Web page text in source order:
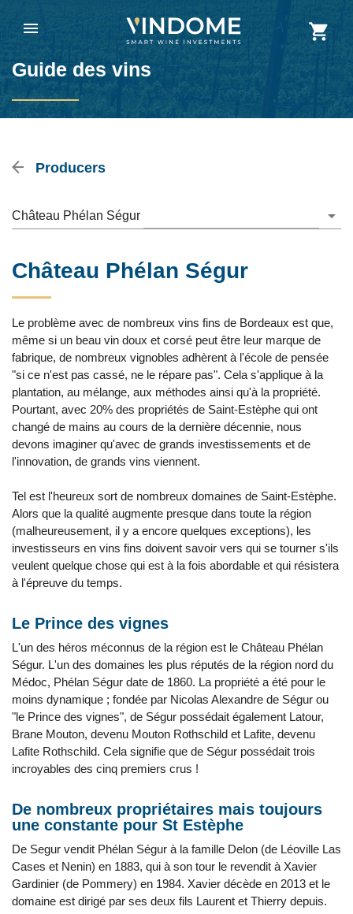
Guide des vins
Producers
Château Phélan Ségur
Château Phélan Ségur
Le problème avec de nombreux vins fins de Bordeaux est que,
même si un beau vin doux et corsé peut être leur marque de
fabrique, de nombreux vignobles adhèrent à l'école de pensée
"si ce n'est pas cassé, ne le répare pas". Cela s'applique à la
plantation, au mélange, aux méthodes ainsi qu'à la propriété.
Pourtant, avec 20% des propriétés de Saint-Estèphe qui ont
changé de mains au cours de la dernière décennie, nous
devons imaginer qu'avec de grands investissements et de
l'innovation, de grands vins viennent.
Tel est l'heureux sort de nombreux domaines de Saint-Estèphe.
Alors que la qualité augmente presque dans toute la région
(malheureusement, il y a encore quelques exceptions), les
investisseurs en vins fins doivent savoir vers qui se tourner s'ils
veulent quelque chose qui est à la fois abordable et qui résistera
à l'épreuve du temps.
Le Prince des vignes
L'un des héros méconnus de la région est le Château Phélan
Ségur. L'un des domaines les plus réputés de la région nord du
Médoc, Phélan Ségur date de 1860. La propriété a été pour le
moins dynamique ; fondée par Nicolas Alexandre de Ségur ou
"le Prince des vignes", de Ségur possédait également Latour,
Brane Mouton, devenu Mouton Rothschild et Lafite, devenu
Lafite Rothschild. Cela signifie que de Ségur possédait trois
incroyables des cinq premiers crus !
De nombreux propriétaires mais toujours
une constante pour St Estèphe
De Segur vendit Phélan Ségur à la famille Delon (de Léoville Las
Cases et Nenin) en 1883, qui à son tour le revendit à Xavier
Gardinier (de Pommery) en 1984. Xavier décède en 2013 et le
domaine est dirigé par ses deux fils Laurent et Thierry depuis.